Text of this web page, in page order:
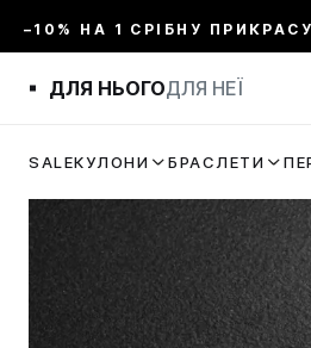
–10% НА 1 СРІБНУ
ДЛЯ НЬОГОДЛЯ НЕЇ
SALEКУЛОНИ БРАСЛЕТИ